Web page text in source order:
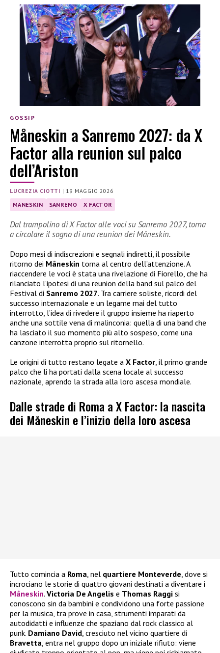
GOSSIP
Måneskin a Sanremo 2027: da X
Factor alla reunion sul palco
dell’Ariston
LUCREZIA CIOTTI | 19 MAGGIO 2026
MANESKIN SANREMO X FACTOR
Dal trampolino di X Factor alle voci su Sanremo 2027, torna
a circolare il sogno di una reunion dei Måneskin.
Dopo mesi di indiscrezioni e segnali indiretti, il possibile
ritorno dei Måneskin torna al centro dell’attenzione. A
riaccendere le voci è stata una rivelazione di Fiorello, che ha
rilanciato l’ipotesi di una reunion della band sul palco del
Festival di Sanremo 2027. Tra carriere soliste, ricordi del
successo internazionale e un legame mai del tutto
interrotto, l’idea di rivedere il gruppo insieme ha riaperto
anche una sottile vena di malinconia: quella di una band che
ha lasciato il suo momento più alto sospeso, come una
canzone interrotta proprio sul ritornello.
Le origini di tutto restano legate a X Factor , il primo grande
palco che li ha portati dalla scena locale al successo
nazionale, aprendo la strada alla loro ascesa mondiale.
Dalle strade di Roma a X Factor: la nascita
dei Måneskin e l’inizio della loro ascesa
Tutto comincia a Roma , nel quartiere Monteverde , dove si
incrociano le storie di quattro giovani destinati a diventare i
Måneskin. Victoria De Angelis e Thomas Raggi si
conoscono sin da bambini e condividono una forte passione
per la musica, tra prove in casa, strumenti imparati da
autodidatti e influenze che spaziano dal rock classico al
punk. Damiano David , cresciuto nel vicino quartiere di
Bravetta , entra nel gruppo dopo un iniziale rifiuto: viene